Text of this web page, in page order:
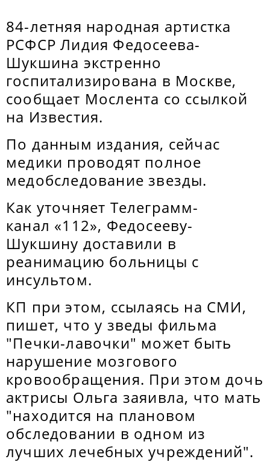
84-летняя народная артистка
РСФСР Лидия Федосеева-
Шукшина экстренно
госпитализирована в Москве,
сообщает Мослента со ссылкой
на Известия.
По данным издания, сейчас
медики проводят полное
медобследование звезды.
Как уточняет Телеграмм-
канал «112», Федосееву-
Шукшину доставили в
реанимацию больницы с
инсультом.
КП при этом, ссылаясь на СМИ,
пишет, что у зведы фильма
"Печки-лавочки" может быть
нарушение мозгового
кровообращения. При этом дочь
актрисы Ольга заяивла, что мать
"находится на плановом
обследовании в одном из
лучших лечебных учреждений".